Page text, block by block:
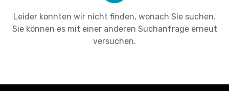
Leider konnten wir nicht finden, wonach Sie suchen.
Sie können es mit einer anderen Suchanfrage erneut
versuchen.